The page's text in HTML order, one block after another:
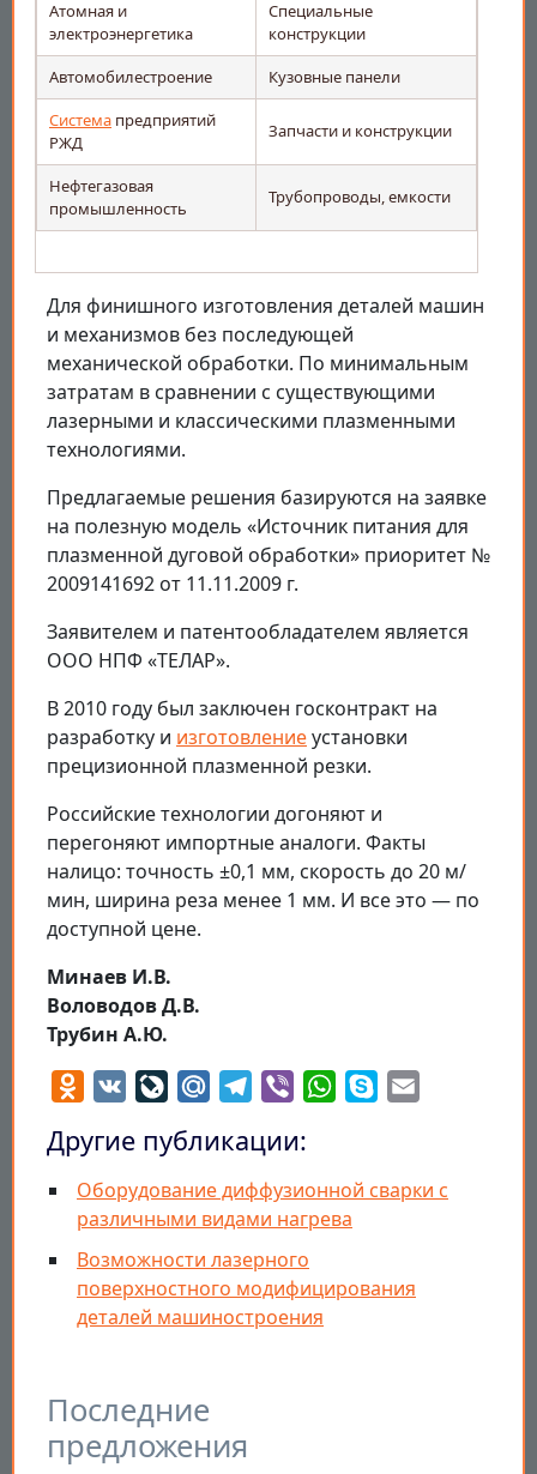
Последние
предложения
Атомная и
электроэнергетика
Специальные
конструкции
Автомобилестроение
Кузовные панели
Система предприятий
РЖД
Запчасти и конструкции
Нефтегазовая
промышленность
Трубопроводы, емкости
Для финишного изготовления деталей машин
и механизмов без последующей
механической обработки. По минимальным
затратам в сравнении с существующими
лазерными и классическими плазменными
технологиями.
Предлагаемые решения базируются на заявке
на полезную модель «Источник питания для
плазменной дуговой обработки» приоритет №
2009141692 от 11.11.2009 г.
Заявителем и патентообладателем является
ООО НПФ «ТЕЛАР».
В 2010 году был заключен госконтракт на
разработку и изготовлениеустановки
прецизионной плазменной резки.
Российские технологии догоняют и
перегоняют импортные аналоги. Факты
налицо: точность ±0,1 мм, скорость до 20 м/
мин, ширина реза менее 1 мм. И все это — по
доступной цене.
Минаев И.В.
Воловодов Д.В.
Трубин А.Ю.
Odnoklassniki
VK LiveJournal
Mail.RuTelegram
Viber WhatsApp
Skype
Другие публикации:
Оборудование диффузионной сварки с
различными видами нагрева
Возможности лазерного
поверхностного модифицирования
деталей машиностроения